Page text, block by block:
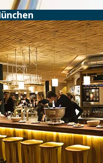
München-Flughafen
Mertingen